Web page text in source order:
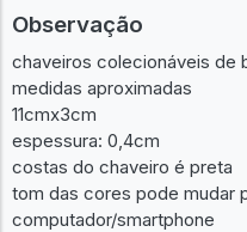
Observação
chaveiros colecionáveis de
medidas aproximadas
11cmx3cm
espessura: 0,4cm
costas do chaveiro é preta
tom das cores pode mudar
computador/smartphone